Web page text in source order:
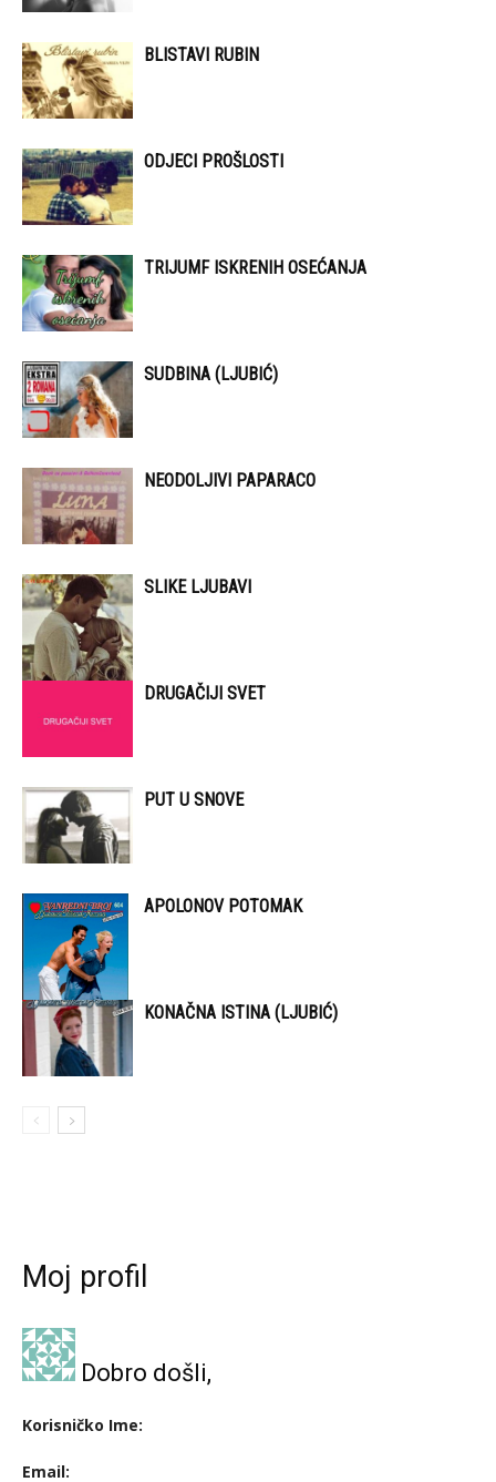
BLISTAVI RUBIN
ODJECI PROŠLOSTI
TRIJUMF ISKRENIH OSEĆANJA
SUDBINA (LJUBIĆ)
NEODOLJIVI PAPARACO
SLIKE LJUBAVI
DRUGAČIJI SVET
PUT U SNOVE
APOLONOV POTOMAK
KONAČNA ISTINA (LJUBIĆ)
Moj profil
Dobro došli,
Korisničko Ime:
Email: